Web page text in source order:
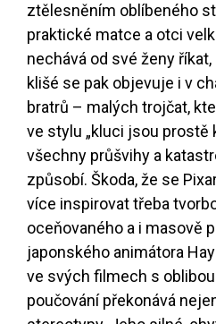
ztělesněním oblíbeného
praktické matce a otci
nechává od své ženy
klišé se pak objevuje i v
bratrů – malých trojčat,
ve stylu „kluci jsou prostě
všechny průšvihy a
způsobí. Škoda, že se
více inspirovat třeba
oceňovaného a i masově
japonského animátora
ve svých filmech s
poučování překonává